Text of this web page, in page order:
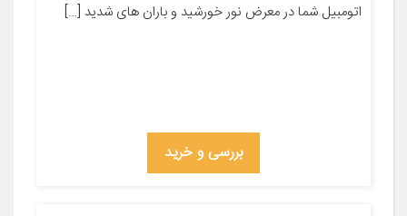
اتومبیل شما در معرض نور خورشید و باران های شدید […]
بررسی و خرید